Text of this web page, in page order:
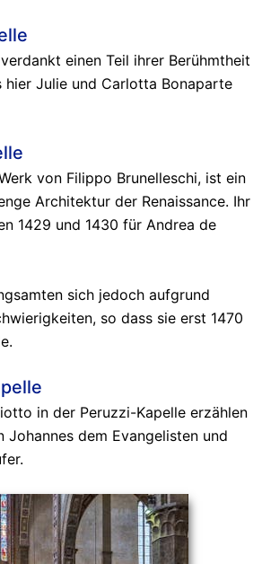
einen Teil ihrer Berühmtheit
hier Julie und Carlotta Bonaparte
von Filippo Brunelleschi, ist ein
Architektur der Renaissance. Ihr
1429 und 1430 für Andrea de
sich jedoch aufgrund
so dass sie erst 1470
in der Peruzzi-Kapelle erzählen
Johannes dem Evangelisten und